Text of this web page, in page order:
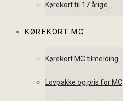
Kørekort til 17 årige
KØREKORT MC
Kørekort MC tilmelding
Lovpakke og pris for MC